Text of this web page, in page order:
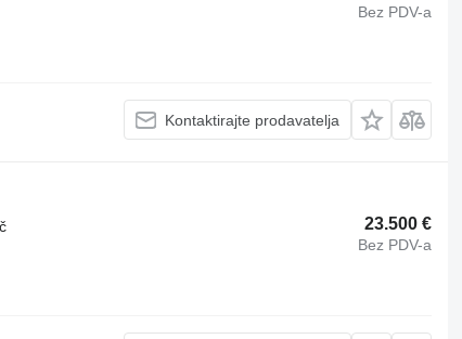
Bez PDV-a
Kontaktirajte prodavatelja
23.500 €
Bez PDV-a